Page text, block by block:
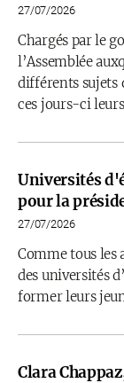
27/07/2026
Chargés par le
l’Assemblée
différents sujets
ces jours-ci
Universités
pour la
27/07/2026
Comme tous les
des universités
former leurs
Clara